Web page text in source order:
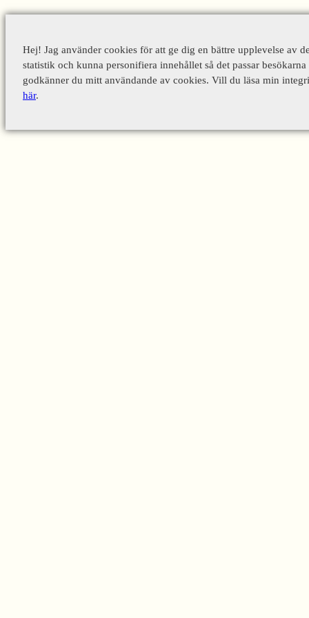
Hej! Jag använder cookies för att ge dig en bättre upplevelse av
statistik och kunna personifiera innehållet så det passar
godkänner du mitt användande av cookies. Vill du läsa min
här.